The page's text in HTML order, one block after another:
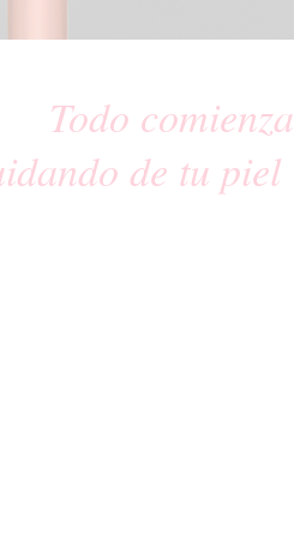
Todo comienza
de tu piel